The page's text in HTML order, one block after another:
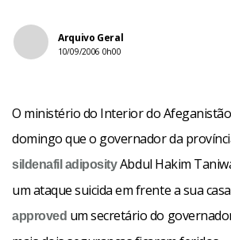
Arquivo Geral
10/09/2006 0h00
O ministério do Interior do
domingo que o governador da
sildenafil adiposityAbdul Hakim
um ataque suicida em frente a sua
approved um secretário do